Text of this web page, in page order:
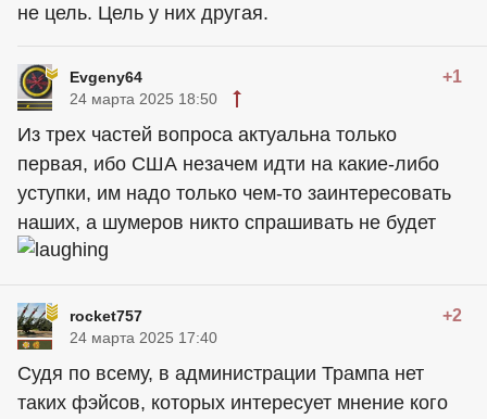
не цель. Цель у них другая.
Evgeny64 +1
24 марта 2025 18:50
Из трех частей вопроса актуальна только
первая, ибо США незачем идти на какие-либо
уступки, им надо только чем-то заинтересовать
наших, а шумеров никто спрашивать не будет
rocket757 +2
24 марта 2025 17:40
Судя по всему, в администрации Трампа нет
таких фэйсов, которых интересует мнение кого